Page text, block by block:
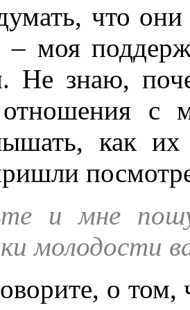
что
моя
Не знаю,
с
как
и мне
молодости
о том,